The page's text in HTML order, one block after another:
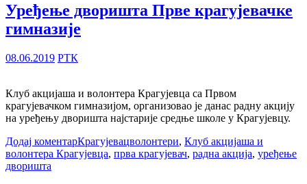
Уређење дворишта Прве крагујевачке
гимназије
08.06.2019 РТК
Клуб акцијаша и волонтера Крагујевца са Првом
крагујевачком гимназијом, организовао је данас радну акцију
на уређењу дворишта најстарије средње школе у Крагујевцу.
Додај коментарКрагујевацволонтери, Клуб акцијаша и
волонтера Крагујевца, прва крагујевач, радна акција, уређење
дворишта